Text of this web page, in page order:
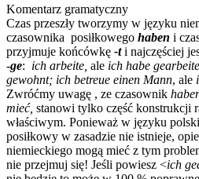
Komentarz gramatyczny
Czas przeszły tworzymy w języku
czasownika posiłkowego haben i
przyjmuje końcówkę -ti najczęściej
-ge: ich arbeite, ale ich habe
gewohnt; ich betreue einen Mann, ale
Zwróćmy uwagę , ze czasownik
mieć, stanowi tylko część konstrukcji
właściwym. Ponieważ w języku
posiłkowy w zasadzie nie istnieje,
niemieckiego mogą mieć z tym
nie przejmuj się! Jeśli powiesz <ich